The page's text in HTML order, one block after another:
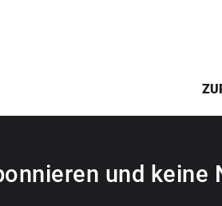
und keine